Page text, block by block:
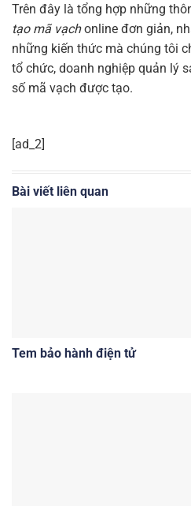
Trên đây là tổng hợp những
tạo mã vạchonline đơn giản,
những kiến thức mà chúng tôi
tổ chức, doanh nghiệp quản lý
số mã vạch được tạo.
[ad_2]
Bài viết liên quan
Tem bảo hành điện tử